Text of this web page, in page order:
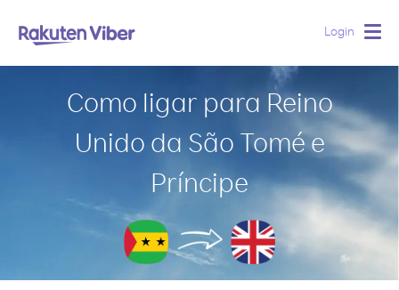
Login
Como ligar para Reino
Unido da São Tomé e
Príncipe